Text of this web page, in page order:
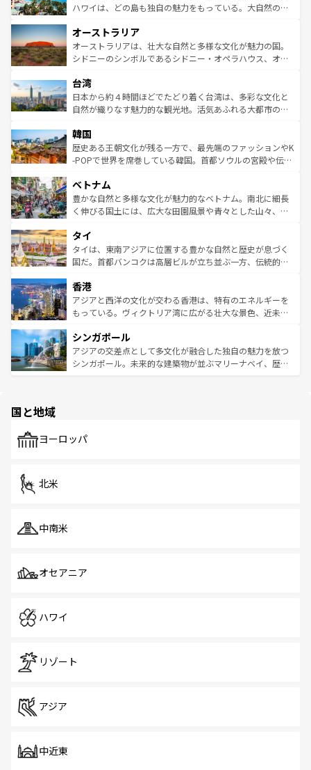
西部には大自然が広がり、グランドキャニオンやイエロー
部のニューオーリンズでは、音楽と美食が融合した独特の
文化が魅力。旅行者はアメリカの各地域で異なる魅力を楽
しみながら、その多様性と豊かな歴史を感じることができ
ならではの贅沢な旅のスタイルだ。 なお、新着のアメリカ
情報はコンテンツ一覧を参照してほしい。
ハワイは、どの島も独自の魅力をもっている。大自然の神
ワイ島は見逃せない。また、定番の観光地といえばオアフ
島だが、静かな自然を求めるならマウイ島やカウアイ島が
おすすめ。エメラルドグリーンに輝く海をはじめ、豊かな
れるおもてなしの心で訪れる人々を迎えてくれるハワイの
人々、おいしいローカルフードやハワイアンミュージッ
ク、伝統的なフラダンスなど、すべてがハワイの魅力を彩
ワイを、存分に味わってほしい。 なお、新着のハワイ情報
はコンテンツ一覧を参照してほしい。
オーストラリア
オーストラリアは、壮大な自然と多様な文化が魅力の国。
シドニーのシンボルであるシドニー・オペラハウス、オー
リアリーフや大陸中央部にそびえるウルル（エアーズロッ
ク）、タスマニアの美しい原生林やケアンズの熱帯雨林な
ど、見どころがたくさん。また、カフェやワイン、オージ
いる。アクティビティも充実しており、サーフィンやダイ
ビング、ハイキングなど、アウトドア好きにはたまらな
い。オーストラリアの多彩な魅力を存分に味わいつくそ
参照してほしい。
台湾
日本から約４時間ほどでたどり着く台湾は、多彩な文化と
自然が織りなす魅力的な観光地。活気あふれる大都市の台
ン）、静ひつな山岳地帯である台湾東部など、都市の喧騒
と山間の静けさが共存しており、訪れる人に新しい発見と
驚きをもたらしてくれる。また、奥深い台湾の食文化も魅
容にもいいと評判のスイーツなど、バラエティ豊かな料理
が味わえる。 なお、新着の台湾情報は コンテンツ一覧を参
照してほしい。
韓国
歴史ある王朝文化が残る一方で、最先端のファッションやK
-POPで世界を席巻している韓国。首都ソウルの宮殿や伝統
き、地方に足を延ばせば四季折々の自然美を楽しむことが
できる。そして、キムチや焼肉、絶品のストリートフード
まで、さまざまな韓国料理が待っている。夜には、韓国な
リティに包まれながら、韓国の多彩な魅力を心ゆくまで味
わってみてほしい。 なお、新着の韓国情報はコンテンツ一
覧を参照してほしい。
ベトナム
豊かな自然と多様な文化が魅力的なベトナム。南北に細長
く伸びる国土には、広大な田園風景や青々とした山々、世
急速な発展と共に伝統が息づく。ハノイの古い町並みやホ
ーチミン市のフランス統治時代の建物も、独特の雰囲気を
醸し出している。また、バラエティの豊かさとおいしさで
とつ。フォーやバインミー、ベトナムコーヒーなどは、ぜ
ひ現地で味わいたい。どの地域を訪れてもあたたかい人々
が旅行者を迎えてくれるので、きっと忘れられない旅にな
参照してほしい。
タイ
タイは、東南アジアに位置する豊かな自然と歴史が息づく
国だ。首都バンコクは高層ビルが立ち並ぶ一方、伝統的な
の活気が交差している。北部ではチェンマイなどの山岳地
帯で自然と触れ合い、南部ではプーケットやクラビの美し
いビーチでリゾート気分を楽しむことができる。タイ料理
激する。気候は一年中温暖で、どの季節にも異なる楽しみ
が待っている。親しみやすいタイの人々、仏教を中心とし
た文化、そして多様な観光資源が、訪れる旅人を魅了し続
香港
アジアと西洋の文化が交わる香港は、特有のエネルギーを
もっている。ヴィクトリア湾に広がる壮大な景色、近未来
み、どこを訪れても感動するはず。観光スポットが密集し
ており、効率よく見どころを回れるのも魅力。息をのむよ
うな絶景から文化的な体験まで、香港を存分に楽しみ尽く
シンガポール
アジアの交差点として多文化が融合した独自の魅力を放つ
シンガポール。未来的な建築物が並ぶマリーナベイ、歴史
で、ホーカーズは地元の風情を楽しめる外せないスポット
国と地域
ヨーロッパ
北米
中南米
オセアニア
ハワイ
リゾート
アジア
中近東